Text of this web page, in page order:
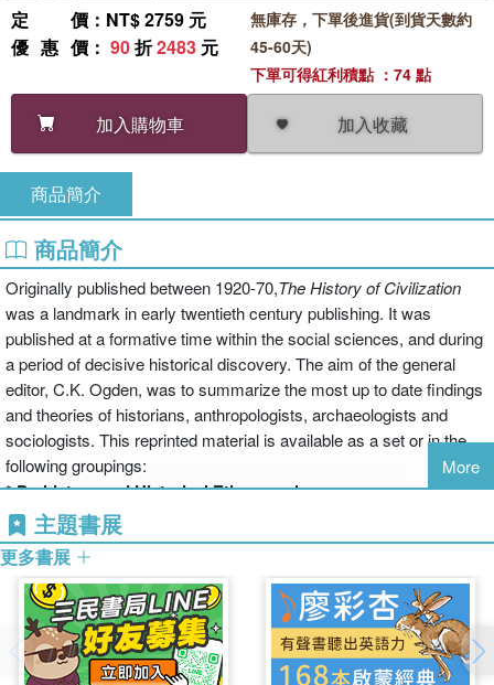
定價 ：NT$ 2759 元
優惠價 ： 90折2483 元
加入購物車 加入收藏
無庫存，下單後進貨(到貨天數約
45-60天)
下單可得紅利積點 ：74 點
商品簡介
商品簡介
Originally published between 1920-70,The History of Civilization
was a landmark in early twentieth century publishing. It was
published at a formative time within the social sciences, and during
a period of decisive historical discovery. The aim of the general
editor, C.K. Ogden, was to summarize the most up to date findings
and theories of historians, anthropologists, archaeologists and
sociologists. This reprinted material is available as a set or in the
following groupings:
*Prehistory and Historical Ethnography
Set of 12: 0-415-15611-4: ￡800.00
*Greek Civilization
Set of 7: 0-415-15612-2: ￡450.00
Roman Civilization
Set of 6: 0-415-15613-0: ￡400.00
Eastern Civilizations
Set of 10: 0-415-15614-9: ￡650.00
More
主題書展
更多書展